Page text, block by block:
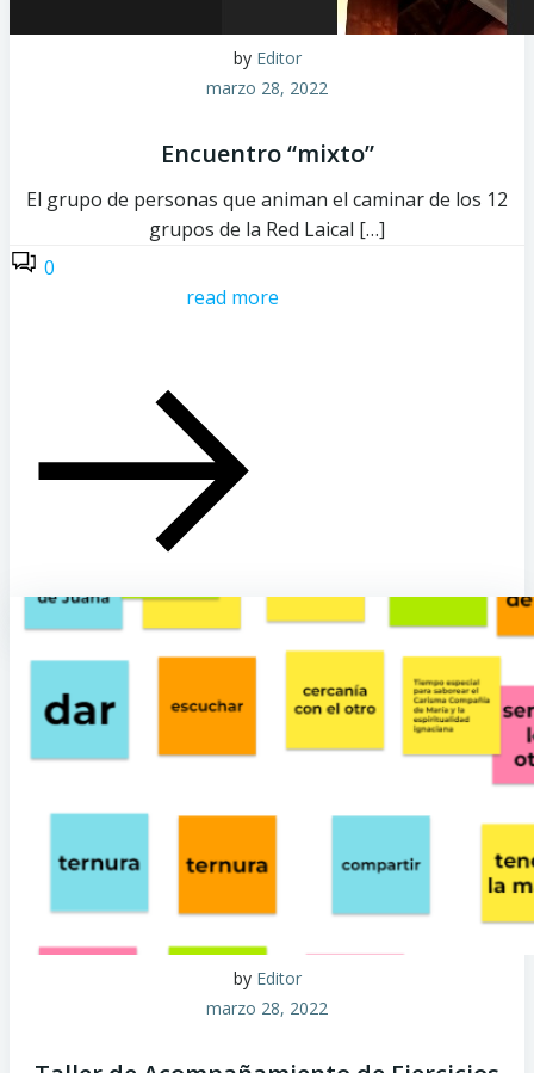
by Editor
marzo 28, 2022
Encuentro “mixto”
El grupo de personas que animan el caminar de los 12
grupos de la Red Laical […]
0
read more
by Editor
marzo 28, 2022